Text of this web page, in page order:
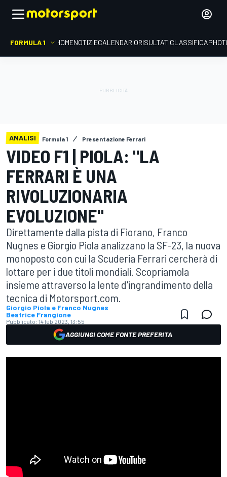
FORMULA 1 HOMENOTIZIECALENDARIORISULTATICLASSIFICA
ANALISI Formula 1 Presentazione Ferrari
VIDEO F1 | PIOLA: "LA
FERRARI È UNA
RIVOLUZIONARIA
EVOLUZIONE"
Direttamente dalla pista di Fiorano, Franco
Nugnes e Giorgio Piola analizzano la SF-23, la nuova
monoposto con cui la Scuderia Ferrari cercherà di
lottare per i due titoli mondiali. Scopriamola
insieme attraverso la lente d'ingrandimento della
tecnica di Motorsport.com.
Giorgio Piola e Franco Nugnes
Beatrice Frangione
Pubblicato: 14 feb 2023, 13:55
AGGIUNGI COME FONTE PREFERITA